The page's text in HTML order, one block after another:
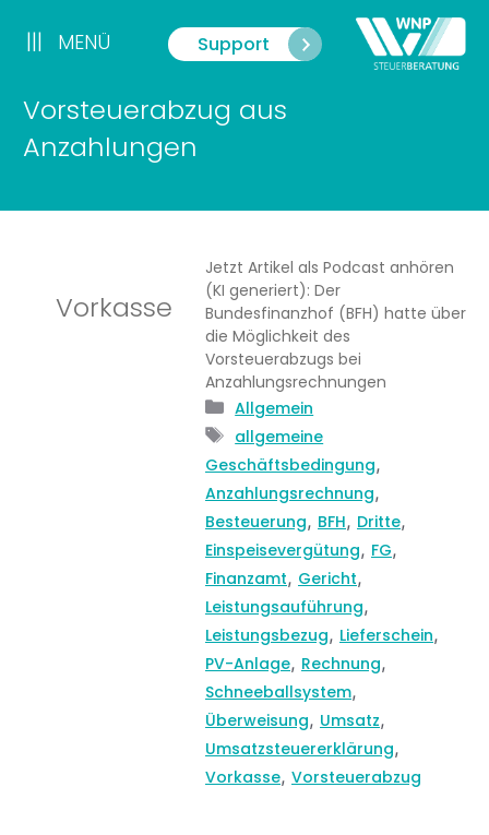
Inhalt
springen
Support
||| MENÜ
Vorsteuerabzug aus
Anzahlungen
Vorkasse
Jetzt Artikel als Podcast anhören
(KI generiert): Der
Bundesfinanzhof (BFH) hatte über
die Möglichkeit des
Vorsteuerabzugs bei
Anzahlungsrechnungen
Kategorien
Allgemein
Schlagwörter
allgemeine
Geschäftsbedingung,
Anzahlungsrechnung,
Besteuerung, BFH, Dritte,
Einspeisevergütung, FG,
Finanzamt, Gericht,
Leistungsauführung,
Leistungsbezug, Lieferschein,
PV-Anlage, Rechnung,
Schneeballsystem,
Überweisung, Umsatz,
Umsatzsteuererklärung,
Vorkasse, Vorsteuerabzug